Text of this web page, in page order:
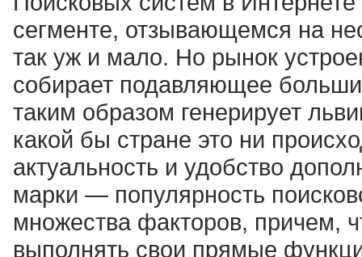
сегменте, отзывающемся на
так уж и мало. Но рынок
собирает подавляющее
таким образом генерирует
какой бы стране это ни
актуальность и удобство
марки — популярность
множества факторов, причем,
выполнять свои прямые